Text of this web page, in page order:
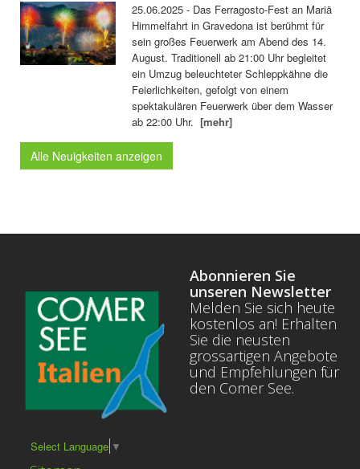
25.06.2025 - Das Ferragosto-Fest an Mariä
Himmelfahrt in Gravedona ist berühmt für
sein großes Feuerwerk am Abend des 14.
August. Traditionell ab 21:00 Uhr begleitet
ein Umzug beleuchteter Schleppkähne die
Feierlichkeiten, gefolgt von einem
spektakulären Feuerwerk über dem Wasser
ab 22:00 Uhr.[mehr]
Alle Neuigkeiten anzeigen
Select Language ▼
Abonnieren Sie
unseren Newsletter
Melden Sie sich heute
kostenlos an! Erhalten
Sie die neusten
grossartigen Angebote
und Empfehlungen für
den Comer See.